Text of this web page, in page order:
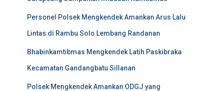
Personel Polsek Mengkendek Amankan Arus Lalu
Lintas di Rambu Solo Lembang Randanan
Bhabinkamtibmas Mengkendek Latih Paskibraka
Kecamatan Gandangbatu Sillanan
Polsek Mengkendek Amankan ODGJ yang